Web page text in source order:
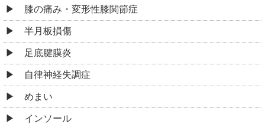
膝の痛み・変形性膝関節症
半月板損傷
足底腱膜炎
自律神経失調症
めまい
インソール